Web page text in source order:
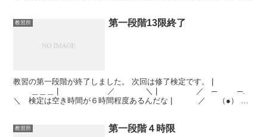
教習所 第一段階13限終了
教習の第一段階が終了しました。 次回は修了検定です。 |
＿＿＿ | ／ ＼ | ／ ─ ─.
＼ 検定は空き時間が６時間程度あるんだな | ／ （●）
教習所 第一段階４時限